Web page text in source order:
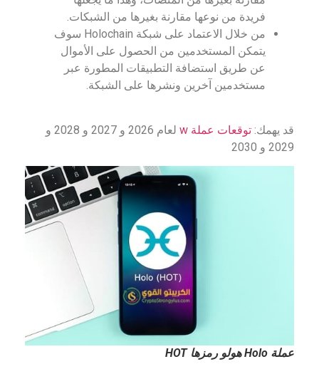
فريدة من نوعها مقارنة بغيرها من الشبكات.
من خلال الاعتماد على شبكة Holochain سوف
يتمكن المستخدمين من الحصول على الأموال
عن طريق استضافة التطبيقات المطورة عبر
مستخدمين آخرين ونشرها على الشبكة.
قد يهمك: توقعات عملة w
لعام 2026 و 2027 و 2028 و
2029 و 2030
عملة Holo هولو رمزها HOT